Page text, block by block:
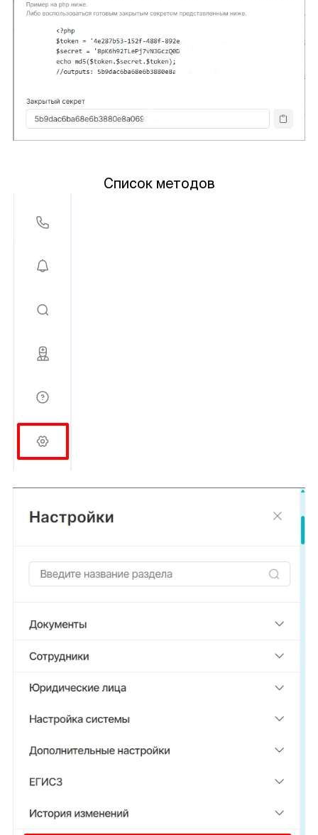
Список методов